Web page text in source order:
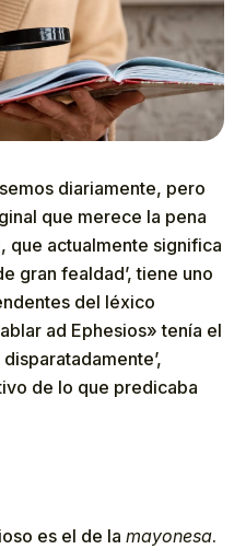
diariamente, pero
que merece la pena
, que actualmente significa
gran fealdad’, tiene uno
del léxico
ad Ephesios» tenía el
de lo que predicaba
es el de la mayonesa.